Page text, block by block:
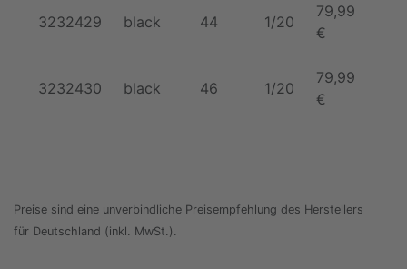
3232429 black 44 1/20
79,99
€
3232430 black 46 1/20
79,99
€
Preise sind eine unverbindliche Preisempfehlung des Herstellers
für Deutschland (inkl. MwSt.).